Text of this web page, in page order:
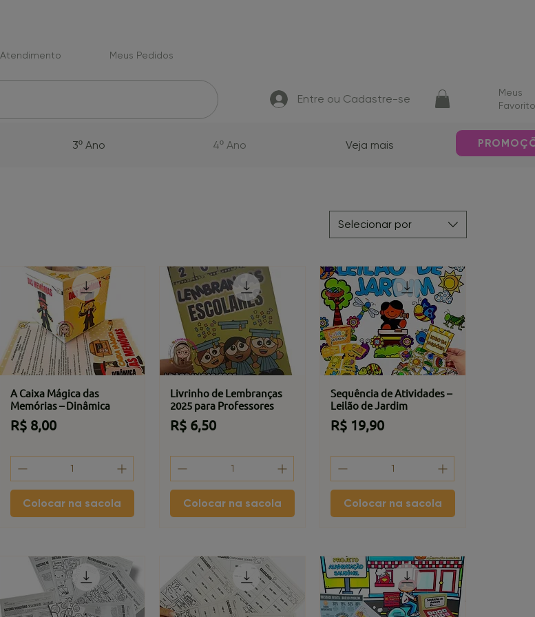
Atendimento Meus Pedidos
Entre ou Cadastre-se
Meus
3º Ano 4º Ano Veja mais
Selecionar por
A Caixa Mágica das
Memórias – Dinâmica
Preço
R$ 8,00
Colocar na sacola
Livrinho de Lembranças
2025 para Professores
Preço
R$ 6,50
Colocar na sacola
Sequência de Atividades –
Leilão de Jardim
Preço
R$ 19,90
Colocar na sacola